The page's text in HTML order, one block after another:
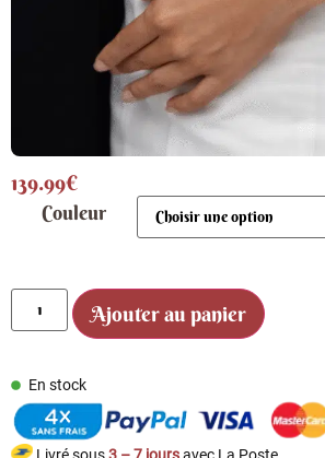
139.99€
Couleur
Ajouter au panier
En stock